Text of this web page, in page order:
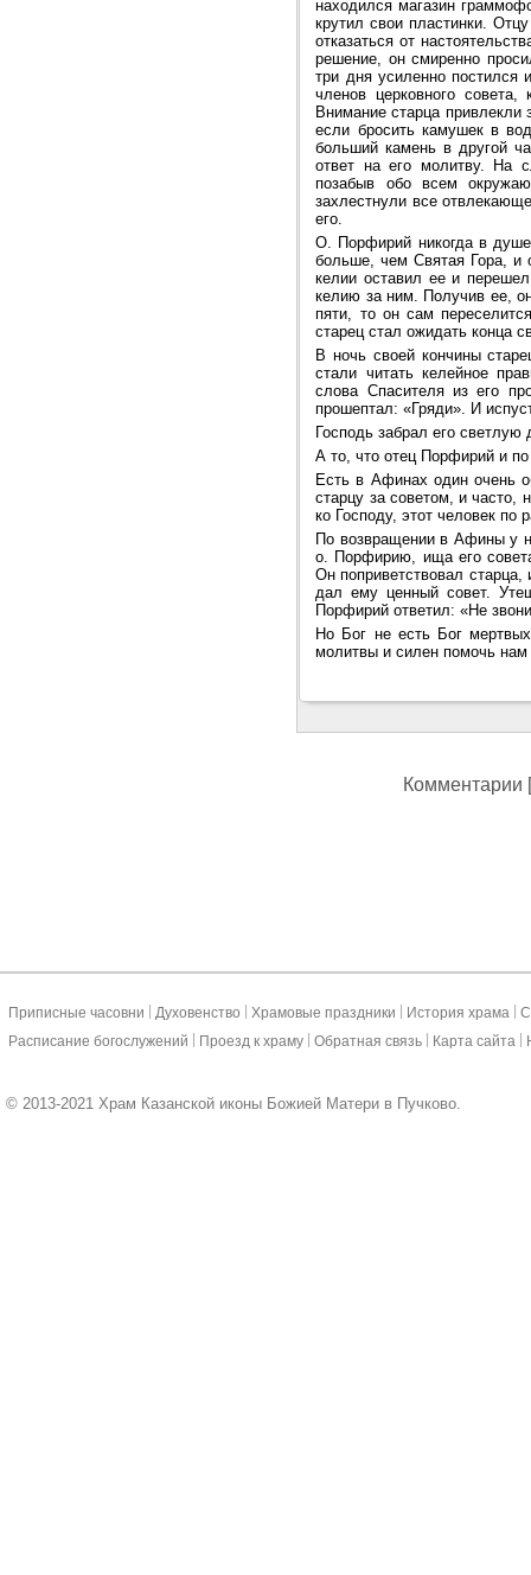
находился магазин
крутил свои пластинки.
отказаться от
решение, он смиренно
три дня усиленно
членов церковного
Внимание старца привлекли
если бросить камушек в
больший камень в другой
ответ на его молитву. На
позабыв обо всем
захлестнули все
его.
О. Порфирий никогда в
больше, чем Святая Гора, и
келии оставил ее и
келию за ним. Получив ее,
пяти, то он сам
старец стал ожидать конца
В ночь своей кончины
стали читать келейное
слова Спасителя из его
прошептал: «Гряди». И
Господь забрал его
А то, что отец Порфирий и
Есть в Афинах один очень
старцу за советом, и часто,
ко Господу, этот человек по
По возвращении в Афины у
о. Порфирию, ища его
Он поприветствовал
дал ему ценный совет.
Порфирий ответил: «Не
Но Бог не есть Бог
молитвы и силен помочь
Комментарии
Приписные часовни Духовенство Храмовые праздники История храма
Расписание богослужений
Проезд к храму Обратная связь Карта сайта
© 2013-2021 Храм Казанской иконы Божией Матери в Пучково.